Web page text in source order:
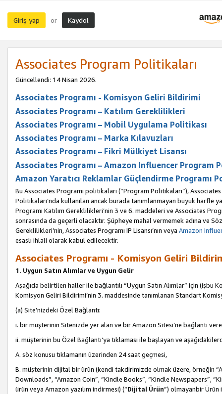
Giriş yap or Kaydol
Associates Program Politikaları
Güncellendi: 14 Nisan 2026.
Associates Programı - Komisyon Geliri Bildirimi
Associates Programı – Katılım Gereklilikleri
Associates Programı – Mobil Uygulama Politikası
Associates Programı – Marka Kılavuzları
Associates Programı – Fikri Mülkiyet Lisansı
Associates Programı – Amazon Influencer Program
Amazon Yaratıcı Reklamlar Güçlendirme Programı
Bu Associates Programı politikaları (“Program Politikaları”),
Politikaları’nda kullanılan ancak burada tanımlanmayan büyük harfle
Programı Katılım Gereklilikleri’nin 3 ve 6. maddeleri ve Associates
sonrasında da geçerli olacaktır. Şüpheye mahal vermemek adına ve
Gereklilikleri’nin, Associates Programı IP Lisansı’nın veya Amazon
esaslı ihlali olarak kabul edilecektir.
Associates Programı - Komisyon Geliri
1. Uygun Satın Alımlar ve Uygun Gelir
Aşağıda belirtilen haller ile bağlantılı “Uygun Satın Alımlar” için
Komisyon Geliri Bildirimi’nin 3. maddesinde tanımlanan Standart
(a) Site’nizdeki Özel Bağlantı:
i. bir müşterinin Sitenizde yer alan ve bir Amazon Sitesi’ne bağlantı
ii. müşterinin bu Özel Bağlantı’ya tıklaması ile başlayan ve
A. söz konusu tıklamanın üzerinden 24 saat geçmesi,
B. müşterinin dijital bir ürün (kendi takdirimizde olmak üzere, örneğin
Downloads”, “Amazon Coin”, “Kindle Books”, “Kindle Newspapers”,
ürün veya Amazon yazılım indirmesi) (“Dijital Ürün”) olmayanbir Ürün